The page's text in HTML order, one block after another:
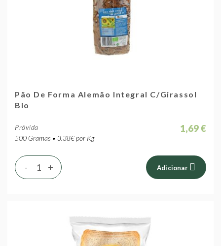
Pão De Forma Alemão Integral C/Girassol
Bio
Próvida
500 Gramas • 3.38€ por Kg
1,69 €
+
- Adicionar